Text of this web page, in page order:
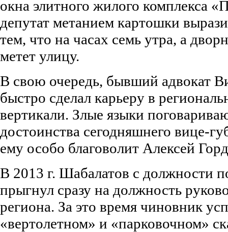
окна элитного жилого комплекса
депутат метанием картошки
тем, что на часах семь утра, а
метет улицу.
В свою очередь, бывший адвокат
быстро сделал карьеру в
вертикали. Злые языки
достоинства сегодняшнего вице-
ему особо благоволит Алексей
В 2013 г. Шабалатов с должности
прыгнул сразу на должность
региона. За это время чиновник
«вертолетном» и «парковочном»